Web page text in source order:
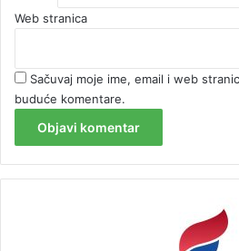
Web stranica
Sačuvaj moje ime, email i web
buduće komentare.